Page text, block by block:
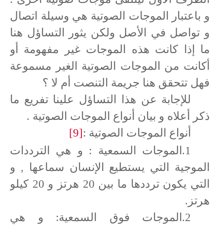
و باعتبار الموجات الصوتية هي وسيلة اتصال
و تواصل في الأصل ولكن يثور التساؤل هنا
ما إذا كانت هذه الموجات غير مفهومة أو
أكانت من الموجات الصوتية الغير مسموعة
فهل تتحقق هنا جريمة التنصت أم لا ؟
للإجابة عن هذا التساؤل علينا تفريع ما
ذكر أعلاه و بيان أنواع الموجات الصوتية .
أنواع الموجات الصوتية :[9]
1.الموجات السمعية : و هي الترددات
الموجية التي يستطيع الإنسان سماعها , و
التي يكون ترددها ما بين 20 هرتز و 20 كيلو
هرتز.
2.الموجات فوق السمعية: و هي